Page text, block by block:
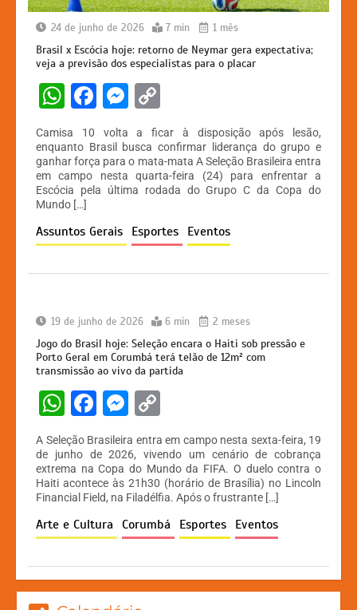
24 de junho de 2026 7 min 1 mês
Brasil x Escócia hoje: retorno de Neymar gera expectativa;
veja a previsão dos especialistas para o placar
W
at
s
A
p
p
F
c
e
b
o
o
k
M
s
s
e
n
g
er
p
y
Li
n
k
Camisa 10 volta a ficar à disposição após lesão,
enquanto Brasil busca confirmar liderança do grupo e
ganhar força para o mata-mata A Seleção Brasileira entra
em campo nesta quarta-feira (24) para enfrentar a
Escócia pela última rodada do Grupo C da Copa do
Mundo […]
Assuntos Gerais Esportes Eventos
19 de junho de 2026 6 min 2 meses
Jogo do Brasil hoje: Seleção encara o Haiti sob pressão e
Porto Geral em Corumbá terá telão de 12m² com
transmissão ao vivo da partida
W
h
at
s
A
p
F
c
e
b
o
k
M
s
s
e
n
er
p
y
Li
n
A Seleção Brasileira entra em campo nesta sexta-feira, 19
de junho de 2026, vivendo um cenário de cobrança
extrema na Copa do Mundo da FIFA. O duelo contra o
Haiti acontece às 21h30 (horário de Brasília) no Lincoln
Financial Field, na Filadélfia. Após o frustrante […]
Arte e Cultura Corumbá Esportes Eventos